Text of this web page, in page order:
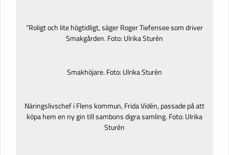
”Roligt och lite högtidligt, säger Roger Tiefensee som driver
Smakgården. Foto: Ulrika Sturén
Smakhöjare. Foto: Ulrika Sturén
Näringslivschef i Flens kommun, Frida Vidén, passade på att
köpa hem en ny gin till sambons digra samling. Foto: Ulrika
Sturén